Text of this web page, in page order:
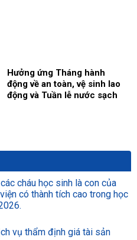
Hưởng ứng Tháng hành
động về an toàn, vệ sinh lao
động và Tuần lễ nước sạch
cháu học sinh là con của
có thành tích cao trong học
vụ thẩm định giá tài sản